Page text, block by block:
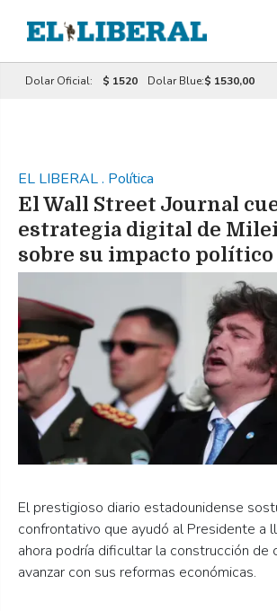
Dolar Oficial: $ 1520 Dolar Blue:$ 1530,00
EL LIBERAL. Política
El Wall Street Journal
estrategia digital de
sobre su impacto político
El prestigioso diario estadounidense
confrontativo que ayudó al Presidente a
ahora podría dificultar la construcción de
avanzar con sus reformas económicas.